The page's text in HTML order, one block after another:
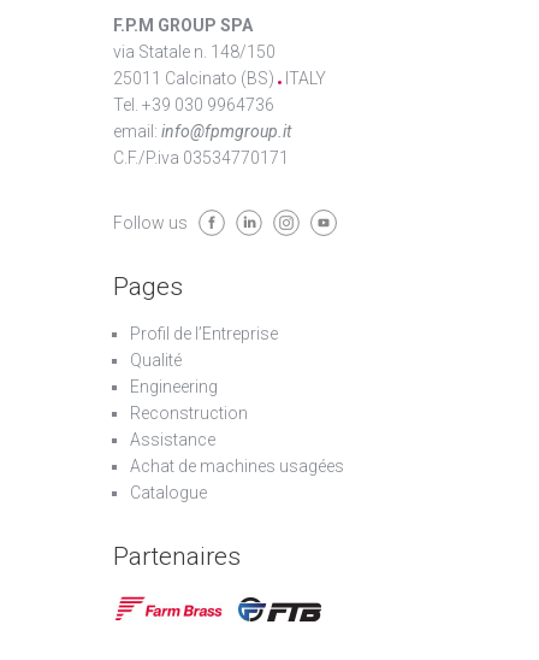
F.P.M GROUP SPA
via Statale n. 148/150
25011 Calcinato (BS)
ITALY
Tel. +39 030 9964736
email: info@fpmgroup.it
C.F./P.iva 03534770171
Follow us
Pages
Profil de l’Entreprise
Qualité
Engineering
Reconstruction
Assistance
Achat de machines usagées
Catalogue
Partenaires